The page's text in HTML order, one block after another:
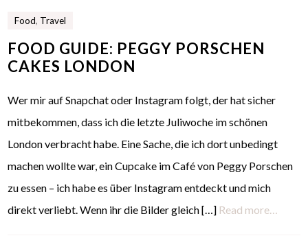
Food, Travel
FOOD GUIDE: PEGGY PORSCHEN
CAKES LONDON
Wer mir auf Snapchat oder Instagram folgt, der hat sicher
mitbekommen, dass ich die letzte Juliwoche im schönen
London verbracht habe. Eine Sache, die ich dort unbedingt
machen wollte war, ein Cupcake im Café von Peggy Porschen
zu essen – ich habe es über Instagram entdeckt und mich
direkt verliebt. Wenn ihr die Bilder gleich […] Read more…